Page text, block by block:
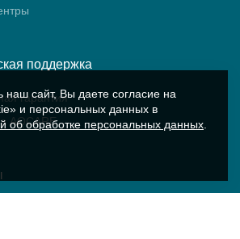
поддержка
гарантия
AQCARE
наш сайт, Вы даете согласие на
и персональных данных в
об обработке персональных данных